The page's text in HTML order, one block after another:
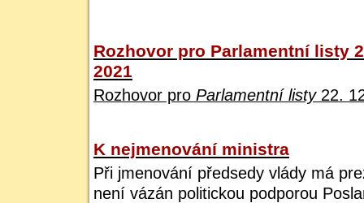
Rozhovor pro Parlamentní listy
2021
Rozhovor pro Parlamentní listy22.
K nejmenování ministra
Při jmenování předsedy vlády má
není vázán politickou podporou